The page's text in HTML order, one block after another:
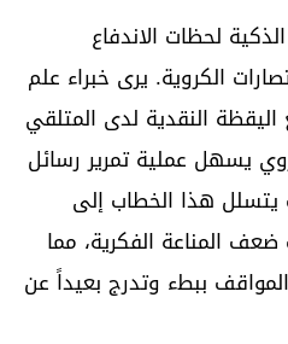
لحظات الاندفاع
الكروية. يرى خبراء علم
النقدية لدى المتلقي
يسهل عملية تمرير رسائل
يتسلل هذا الخطاب إلى
المناعة الفكرية، مما
ببطء وتدرج بعيداً عن